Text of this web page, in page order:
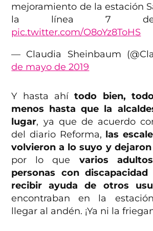
mejoramiento de la estación
la línea 7 del
pic.twitter.com/O8oYz8ToHS
— Claudia Sheinbaum
de mayo de 2019
Y hasta ahítodo bien,
menos hasta que la
lugar, ya que de acuerdo
del diario Reforma, las
volvieron a lo suyo y
por lo que varios
personas con
recibir ayuda de otros
encontraban en la
llegar al andén. ¡Ya ni la